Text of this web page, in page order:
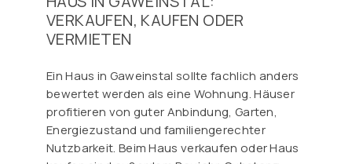
VERKAUFEN, KAUFEN ODER
VERMIETEN
Ein Haus in Gaweinstal sollte fachlich anders
bewertet werden als eine Wohnung. Häuser
profitieren von guter Anbindung, Garten,
Energiezustand und familiengerechter
Nutzbarkeit. Beim Haus verkaufen oder Haus